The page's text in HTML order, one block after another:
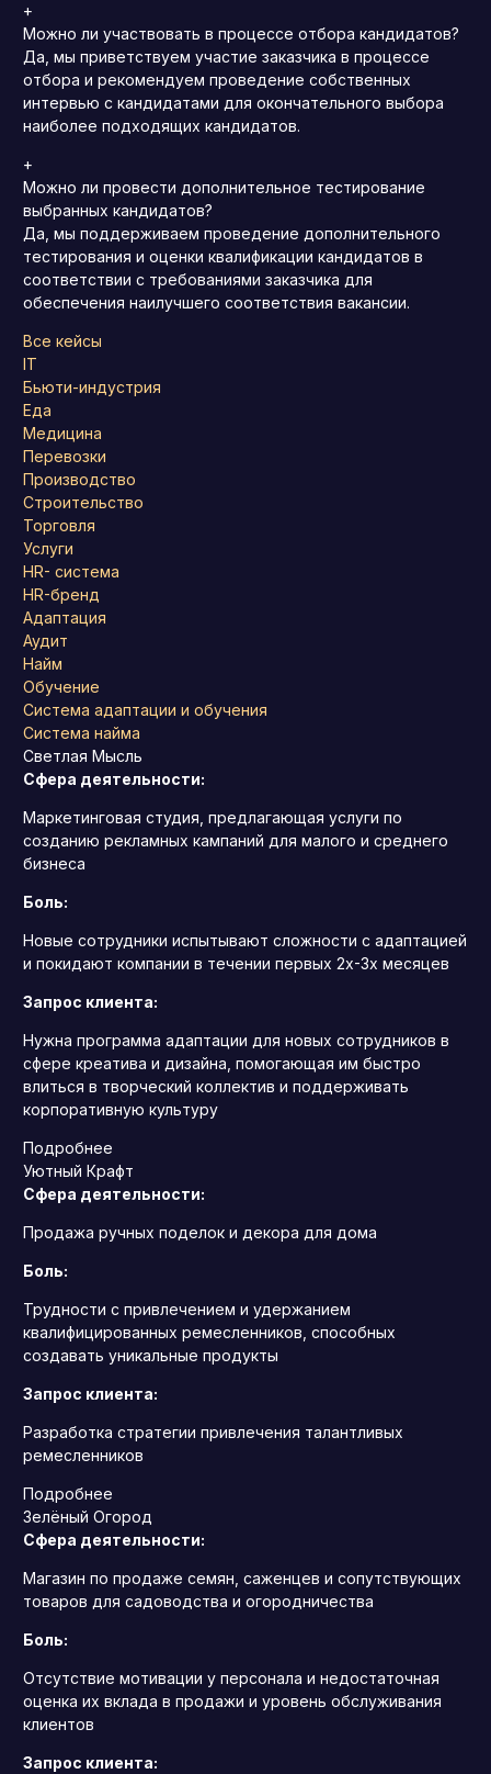
+
Можно ли участвовать в процессе отбора кандидатов?
Да, мы приветствуем участие заказчика в процессе
отбора и рекомендуем проведение собственных
интервью с кандидатами для окончательного выбора
наиболее подходящих кандидатов.
+
Можно ли провести дополнительное тестирование
выбранных кандидатов?
Да, мы поддерживаем проведение дополнительного
тестирования и оценки квалификации кандидатов в
соответствии с требованиями заказчика для
обеспечения наилучшего соответствия вакансии.
Все кейсы
IT
Бьюти-индустрия
Еда
Медицина
Перевозки
Производство
Строительство
Торговля
Услуги
HR- система
HR-бренд
Адаптация
Аудит
Найм
Обучение
Система адаптации и обучения
Система найма
Светлая Мысль
Сфера деятельности:
Маркетинговая студия, предлагающая услуги по
созданию рекламных кампаний для малого и среднего
бизнеса
Боль:
Новые сотрудники испытывают сложности с адаптацией
и покидают компании в течении первых 2х-3х месяцев
Запрос клиента:
Нужна программа адаптации для новых сотрудников в
сфере креатива и дизайна, помогающая им быстро
влиться в творческий коллектив и поддерживать
корпоративную культуру
Подробнее
Уютный Крафт
Сфера деятельности:
Продажа ручных поделок и декора для дома
Боль:
Трудности с привлечением и удержанием
квалифицированных ремесленников, способных
создавать уникальные продукты
Запрос клиента:
Разработка стратегии привлечения талантливых
ремесленников
Подробнее
Зелёный Огород
Сфера деятельности:
Магазин по продаже семян, саженцев и сопутствующих
товаров для садоводства и огородничества
Боль:
Отсутствие мотивации у персонала и недостаточная
оценка их вклада в продажи и уровень обслуживания
клиентов
Запрос клиента: